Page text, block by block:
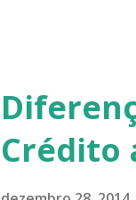
Saúde e
a todos por
poder
Crédito